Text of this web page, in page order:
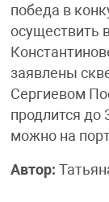
победа в
осуществить
заявлены
Сергиевом
продлится до
можно на
Автор: